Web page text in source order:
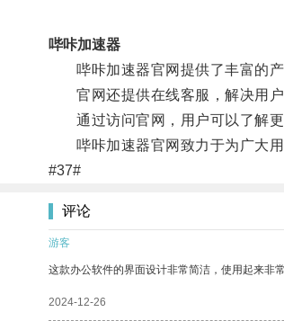
哔咔加速器
哔咔加速器官网提供了丰富的产
官网还提供在线客服，解决用户
通过访问官网，用户可以了解更
哔咔加速器官网致力于为广大用
#37#
评论
游客
这款办公软件的界面设计非常简洁，使用起来非
2024-12-26